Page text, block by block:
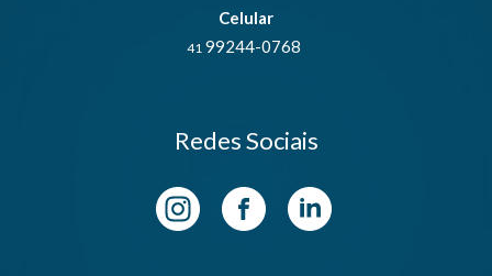
Celular
41 99244-0768
Redes Sociais